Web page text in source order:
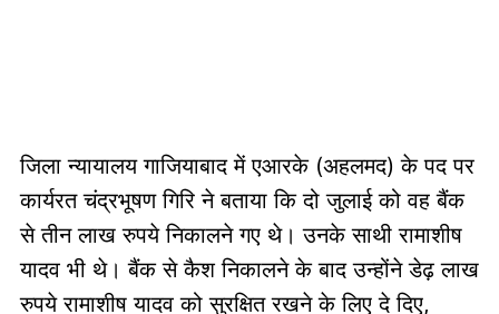
जिला न्यायालय गाजियाबाद में एआरके (अहलमद) के पद पर
कार्यरत चंद्रभूषण गिरि ने बताया कि दो जुलाई को वह बैंक
से तीन लाख रुपये निकालने गए थे। उनके साथी रामाशीष
यादव भी थे। बैंक से कैश निकालने के बाद उन्होंने डेढ़ लाख
रुपये रामाशीष यादव को सुरक्षित रखने के लिए दे दिए,